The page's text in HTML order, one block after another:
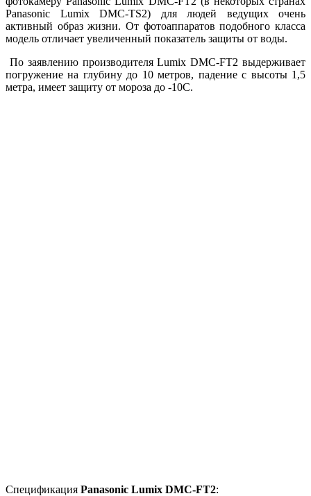
Panasonic Lumix DMC-TS2) для людей ведущих очень
активный образ жизни. От фотоаппаратов подобного класса
модель отличает увеличенный показатель защиты от воды.
По заявлению производителя Lumix DMC-FT2 выдерживает
погружение на глубину до 10 метров, падение с высоты 1,5
метра, имеет защиту от мороза до -10С.
Спецификация Panasonic Lumix DMC-FT2: